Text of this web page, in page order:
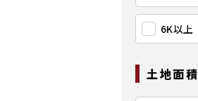
6K以上
土地面積